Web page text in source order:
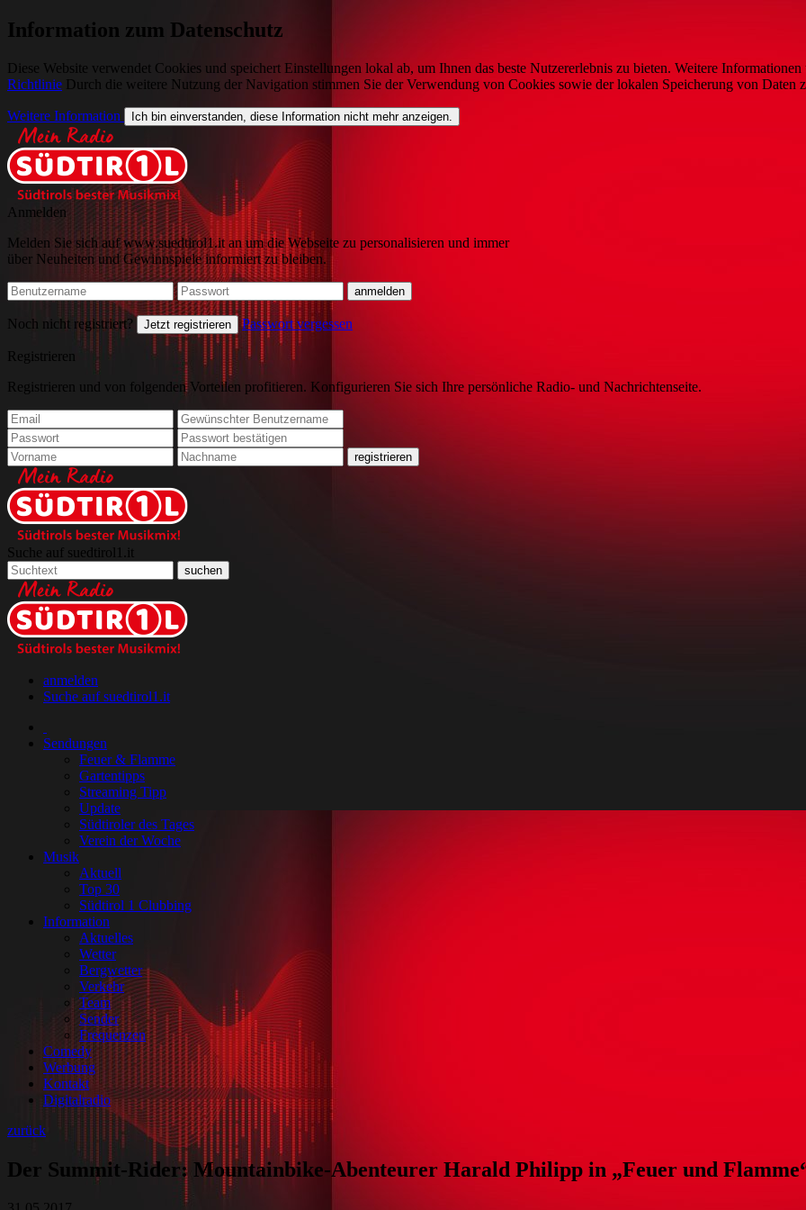
Information zum Datenschutz
Diese Website verwendet Cookies und speichert Einstellungen lokal ab, um Ihnen das beste Nutzererlebnis zu bieten. Weitere
Richtlinie Durch die weitere Nutzung der Navigation stimmen Sie der Verwendung von Cookies sowie der lokalen Speicherung von Daten
Weitere Information Ich bin einverstanden, diese Information nicht mehr anzeigen.
Anmelden
Melden Sie sich auf www.suedtirol1.it an um die Webseite zu personalisieren und immer
über Neuheiten und Gewinnspiele informiert zu bleiben.
Noch nicht registriert? Jetzt registrieren Passwort vergessen
Registrieren
Registrieren und von folgenden Vorteilen profitieren. Konfigurieren Sie sich Ihre persönliche Radio- und Nachrichtenseite.
Suche auf suedtirol1.it
anmelden
Suche auf suedtirol1.it
Sendungen
Feuer & Flamme
Gartentipps
Streaming Tipp
Update
Südtiroler des Tages
Verein der Woche
Musik
Aktuell
Top 30
Südtirol 1 Clubbing
Information
Aktuelles
Wetter
Bergwetter
Verkehr
Team
Sender
Frequenzen
Comedy
Werbung
Kontakt
Digitalradio
zurück
Der Summit-Rider: Mountainbike-Abenteurer Harald Philipp in „Feuer und